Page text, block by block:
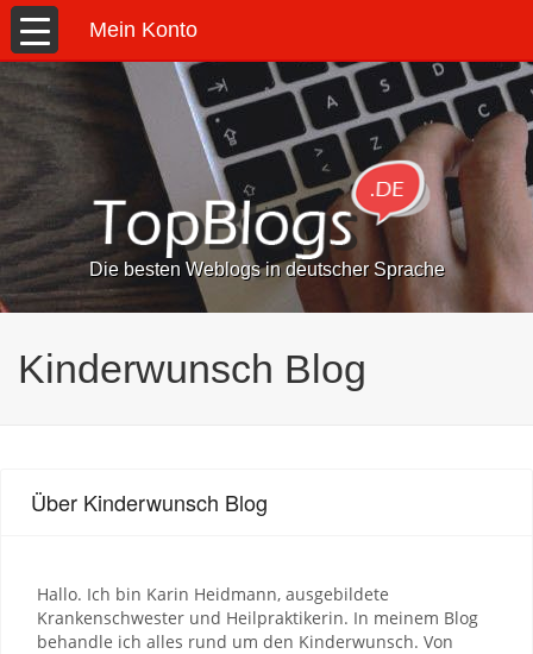
Mein Konto
Die besten Weblogs in deutscher Sprache
Kinderwunsch Blog
Über Kinderwunsch Blog
Hallo. Ich bin Karin Heidmann, ausgebildete
Krankenschwester und Heilpraktikerin. In meinem Blog
behandle ich alles rund um den Kinderwunsch. Von